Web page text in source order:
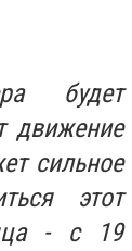
будет
движение
сильное
этот
- с 19